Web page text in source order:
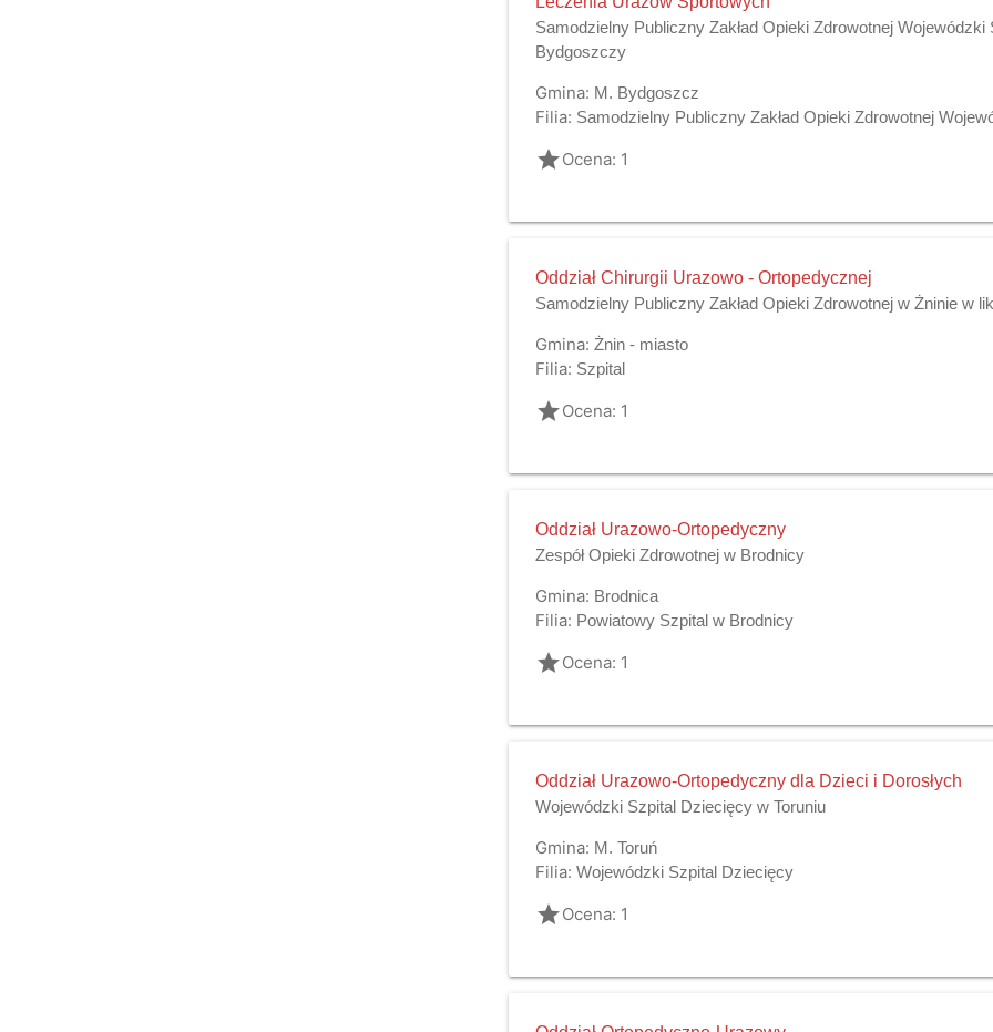
Samodzielny Publiczny Zakład Opieki Zdrowotnej
Bydgoszczy
Gmina: M. Bydgoszcz
Filia: Samodzielny Publiczny Zakład Opieki Zdrowotnej
gradeOcena: 1
Oddział Chirurgii Urazowo - Ortopedycznej
Samodzielny Publiczny Zakład Opieki Zdrowotnej w Żninie w
Gmina: Żnin - miasto
Filia: Szpital
gradeOcena: 1
Oddział Urazowo-Ortopedyczny
Zespół Opieki Zdrowotnej w Brodnicy
Gmina: Brodnica
Filia: Powiatowy Szpital w Brodnicy
gradeOcena: 1
Oddział Urazowo-Ortopedyczny dla Dzieci i Dorosłych
Wojewódzki Szpital Dziecięcy w Toruniu
Gmina: M. Toruń
Filia: Wojewódzki Szpital Dziecięcy
gradeOcena: 1